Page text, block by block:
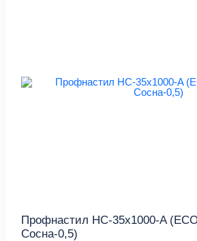
Профнастил НС-35x1000-A
Сосна-0,5)